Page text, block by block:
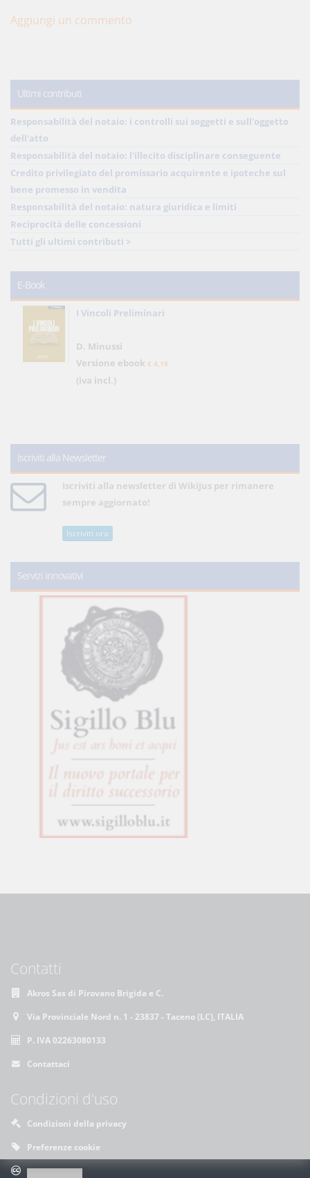
Aggiungi un commento
Ultimi contributi
Responsabilità del notaio: i controlli sui soggetti e sull'oggetto
dell'atto
Responsabilità del notaio: l'illecito disciplinare conseguente
Credito privilegiato del promissario acquirente e ipoteche sul
bene promesso in vendita
Responsabilità del notaio: natura giuridica e limiti
Reciprocità delle concessioni
Tutti gli ultimi contributi >
E-Book
I Vincoli Preliminari
D. Minussi
Versione ebook € 4,19
(iva incl.)
Iscriviti alla Newsletter
Iscriviti alla newsletter di WikiJus per rimanere
sempre aggiornato!
Iscriviti ora
Servizi innovativi
Contatti
Akros Sas di Pirovano Brigida e C.
Via Provinciale Nord n. 1 - 23837 - Taceno (LC), ITALIA
P. IVA 02263080133
Contattaci
Condizioni d'uso
Condizioni della privacy
Preferenze cookie